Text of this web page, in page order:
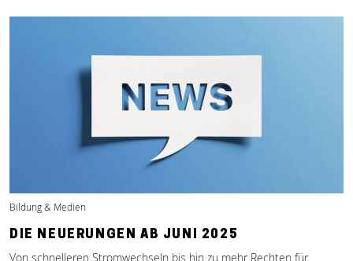
Bildung & Medien
DIE NEUERUNGEN AB JUNI 2025
Von schnelleren Stromwechseln bis hin zu mehr Rechten für